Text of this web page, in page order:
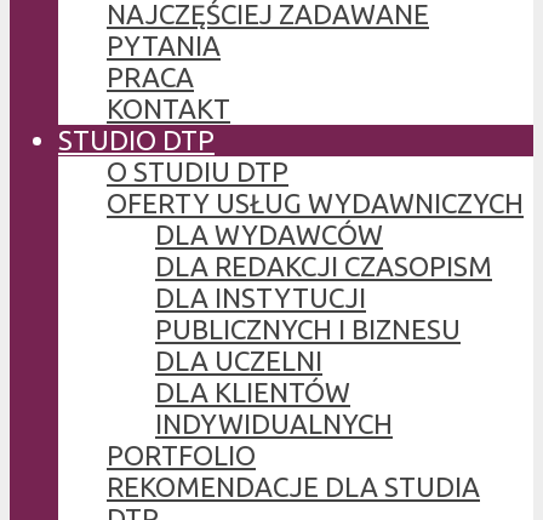
NAJCZĘŚCIEJ ZADAWANE
PYTANIA
PRACA
KONTAKT
STUDIO DTP
O STUDIU DTP
OFERTY USŁUG WYDAWNICZYCH
DLA WYDAWCÓW
DLA REDAKCJI CZASOPISM
DLA INSTYTUCJI
PUBLICZNYCH I BIZNESU
DLA UCZELNI
DLA KLIENTÓW
INDYWIDUALNYCH
PORTFOLIO
REKOMENDACJE DLA STUDIA